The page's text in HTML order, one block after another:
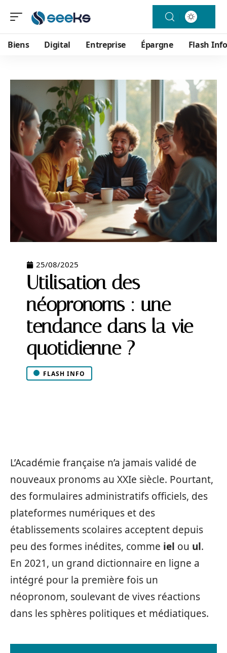
Biens Digital Entreprise Épargne Flash Info
25/08/2025
Utilisation des
néopronoms : une
tendance dans la vie
quotidienne ?
FLASH INFO
L’Académie française n’a jamais validé de
nouveaux pronoms au XXIe siècle. Pourtant,
des formulaires administratifs officiels, des
plateformes numériques et des
établissements scolaires acceptent depuis
peu des formes inédites, comme iel ou ul.
En 2021, un grand dictionnaire en ligne a
intégré pour la première fois un
néopronom, soulevant de vives réactions
dans les sphères politiques et médiatiques.